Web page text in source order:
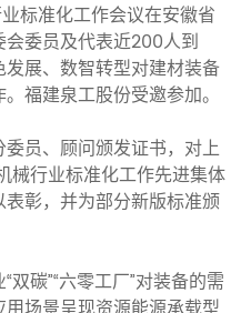
标准化工作会议在安徽省
委员及代表近200人到
展、数智转型对建材装备
福建泉工股份受邀参加。
员、顾问颁发证书，对上
械行业标准化工作先进集体
彰，并为部分新版标准颁
碳”“六零工厂”对装备的需